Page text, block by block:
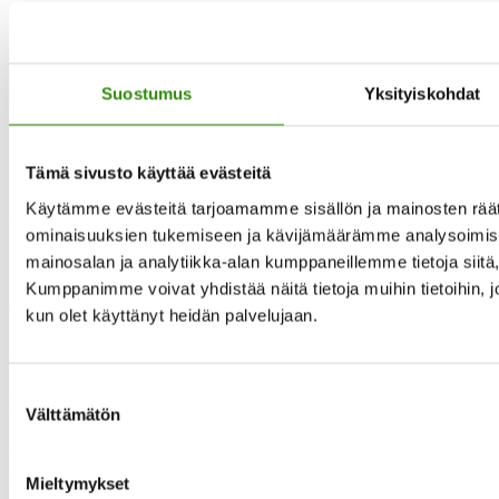
Suostumus Yksityiskohdat
Tämä sivusto käyttää evästeitä
Käytämme evästeitä tarjoamamme sisällön ja mainosten
ominaisuuksien tukemiseen ja kävijämäärämme
mainosalan ja analytiikka-alan kumppaneillemme tietoja
Kumppanimme voivat yhdistää näitä tietoja muihin tietoihin,
kun olet käyttänyt heidän palvelujaan.
valinta
Välttämätön
Mieltymykset
koskettava. Pidetään toisistamme huolta! Toivomme, että postaukset
herättävät keskustelua, mutta huomaathan postauksia
kommentoidessa olla hienotunteinen. Poistamme kaikki epäasialliset
Yhteystietomme
Maaseudun tukihenkilöverkko
Eerikinkatu 27, 6. krs
00180 Helsinki
mia.kalpa@tukihenkilo.fi
Tukihenkilöiden tupa
Tilaa uutiskirjeemme